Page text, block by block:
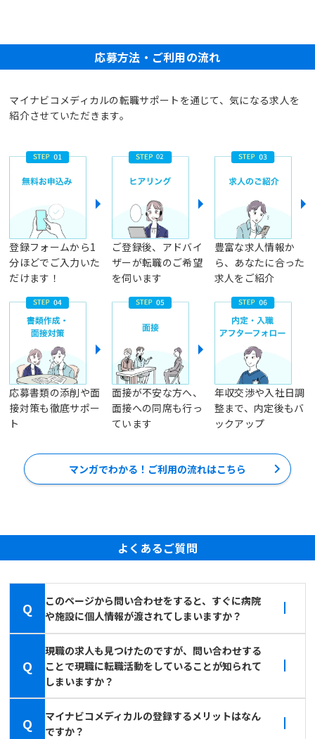
応募方法・ご利用の流れ
マイナビコメディカルの転職サポートを通じて、気になる求人を
紹介させていただきます。
登録フォームから1
分ほどでご入力いた
だけます！
ご登録後、アドバイ
ザーが転職のご希望
を伺います
豊富な求人情報か
ら、あなたに合った
求人をご紹介
応募書類の添削や面
接対策も徹底サポー
ト
面接が不安な方へ、
面接への同席も行っ
ています
年収交渉や入社日調
整まで、内定後もバ
ックアップ
マンガでわかる！ご利用の流れはこちら
よくあるご質問
Q
このページから問い合わせをすると、すぐに病院
や施設に個人情報が渡されてしまいますか？
Q
現職の求人も見つけたのですが、問い合わせする
ことで現職に転職活動をしていることが知られて
しまいますか？
Q
マイナビコメディカルの登録するメリットはなん
ですか？